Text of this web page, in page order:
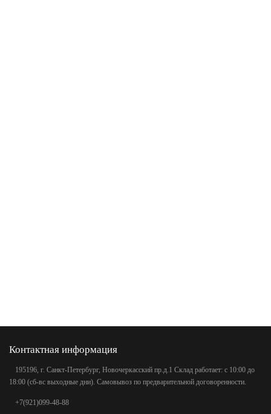
Контактная информация
195196, г. Санкт-Петербург, Новочеркасский пр.д.1 Склад работает: с 10:00 до
18:00 (сб-вс выходные дни). Самовывоз по предварительной договоренности.
+7(921)099-48-88